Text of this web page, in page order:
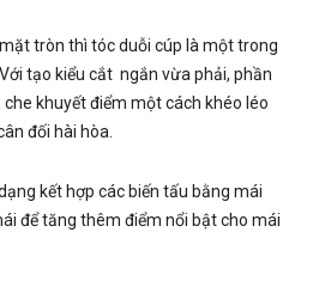
tròn thì tóc duỗi cúp là một trong
tạo kiểu cắt ngắn vừa phải, phần
khuyết điểm một cách khéo léo
đối hài hòa.
kết hợp các biến tấu bằng mái
để tăng thêm điểm nổi bật cho mái